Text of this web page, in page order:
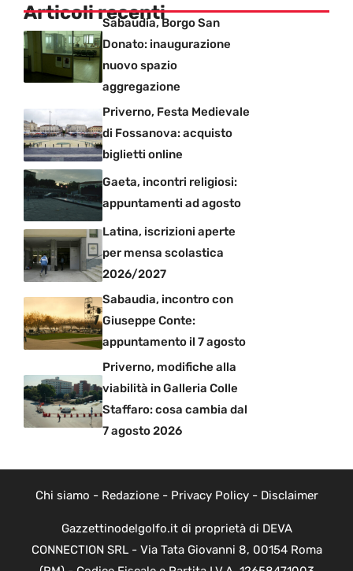
Articoli recenti
Sabaudia, Borgo San
Donato: inaugurazione
nuovo spazio
aggregazione
Priverno, Festa Medievale
di Fossanova: acquisto
biglietti online
Gaeta, incontri religiosi:
appuntamenti ad agosto
Latina, iscrizioni aperte
per mensa scolastica
2026/2027
Sabaudia, incontro con
Giuseppe Conte:
appuntamento il 7 agosto
Priverno, modifiche alla
viabilità in Galleria Colle
Staffaro: cosa cambia dal
7 agosto 2026
Chi siamo - Redazione- Privacy Policy- Disclaimer
Gazzettinodelgolfo.it di proprietà di DEVA
CONNECTION SRL - Via Tata Giovanni 8, 00154 Roma